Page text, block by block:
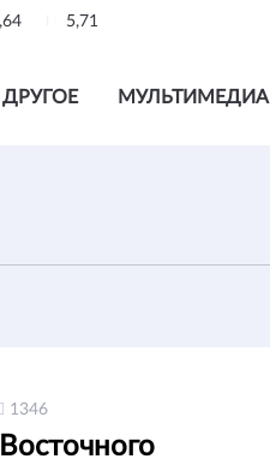
5,71
ДРУГОЕ МУЛЬТИМЕДИА
1346